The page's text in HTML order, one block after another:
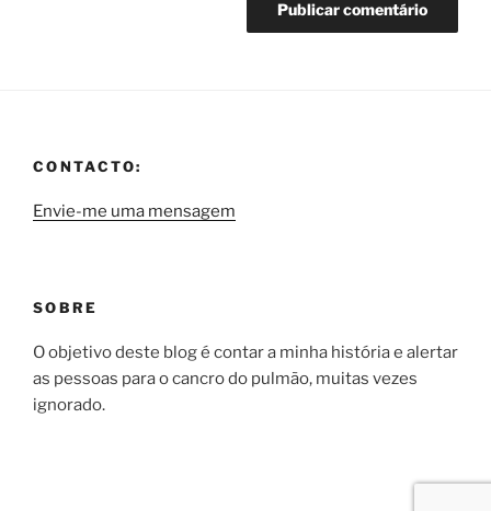
CONTACTO:
Envie-me uma mensagem
SOBRE
O objetivo deste blog é contar a minha história e alertar
as pessoas para o cancro do pulmão, muitas vezes
ignorado.